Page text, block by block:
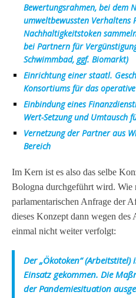
Bewertungsrahmen, bei dem
umweltbewussten Verhaltens
Nachhaltigkeitstoken
bei Partnern für
Schwimmbad, ggf. Biomarkt)
Einrichtung einer staatl.
Konsortiums für das
Einbindung eines
Wert-Setzung und Umtausch
Vernetzung der Partner aus
Bereich
Im Kern ist es also das selbe
Bologna durchgeführt wird. Wie
parlamentarischen Anfrage der
dieses Konzept dann wegen
einmal nicht weiter verfolgt:
Der „Ökotoken“
Einsatz gekommen. Die
der Pandemiesituation